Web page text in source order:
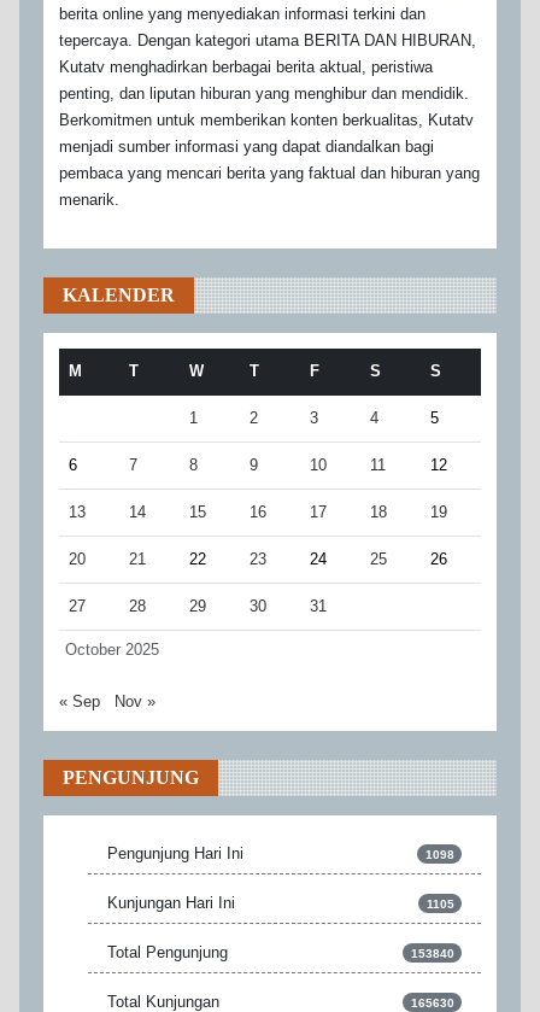
berita online yang menyediakan informasi terkini dan
tepercaya. Dengan kategori utama BERITA DAN HIBURAN,
Kutatv menghadirkan berbagai berita aktual, peristiwa
penting, dan liputan hiburan yang menghibur dan mendidik.
Berkomitmen untuk memberikan konten berkualitas, Kutatv
menjadi sumber informasi yang dapat diandalkan bagi
pembaca yang mencari berita yang faktual dan hiburan yang
menarik.
KALENDER
October 2025
M T W T F S S
1 2 3 4 5
6 7 8 9 10 11 12
13 14 15 16 17 18 19
20 21 22 23 24 25 26
27 28 29 30 31
« Sep Nov »
PENGUNJUNG
Pengunjung Hari Ini 1098
Kunjungan Hari Ini 1105
Total Pengunjung 153840
Total Kunjungan 165630